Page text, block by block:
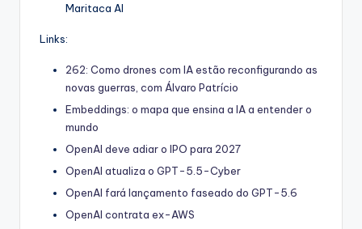
Maritaca AI
Links:
262: Como drones com IA estão reconfigurando as
novas guerras, com Álvaro Patrício
Embeddings: o mapa que ensina a IA a entender o
mundo
OpenAI deve adiar o IPO para 2027
OpenAI atualiza o GPT-5.5-Cyber
OpenAI fará lançamento faseado do GPT-5.6
OpenAI contrata ex-AWS